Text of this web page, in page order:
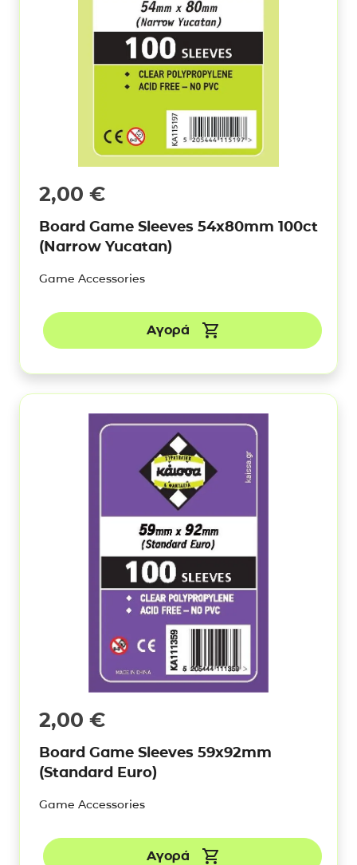
2,00 €
Board Game Sleeves 54x80mm 100ct
(Narrow Yucatan)
Game Accessories
Αγορά
2,00 €
Board Game Sleeves 59x92mm
(Standard Euro)
Game Accessories
Αγορά